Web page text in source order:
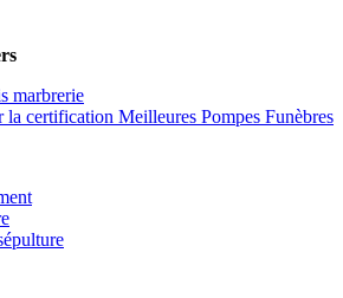
marbrerie
la certification Meilleures Pompes Funèbres